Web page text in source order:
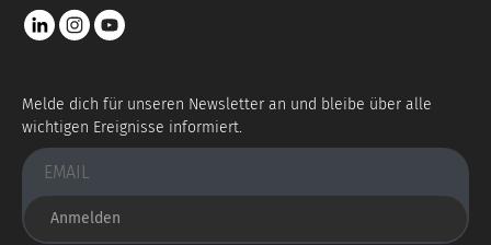
LinkedIninstagram
youtube
Melde dich für unseren Newsletter an und bleibe über alle
wichtigen Ereignisse informiert.
Anmelden